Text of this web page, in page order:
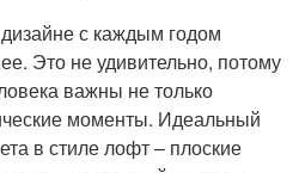
с каждым годом
Это не удивительно, потому
важны не только
моменты. Идеальный
в стиле лофт – плоские